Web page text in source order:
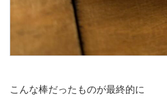
こんな棒だったものが最終的に